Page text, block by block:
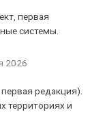
первая
системы.
2026
редакция).
территориях и